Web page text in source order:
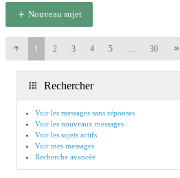
Nouveau sujet
1 2 3 4 5 … 30
Rechercher
Voir les messages sans réponses
Voir les nouveaux messages
Voir les sujets actifs
Voir mes messages
Recherche avancée